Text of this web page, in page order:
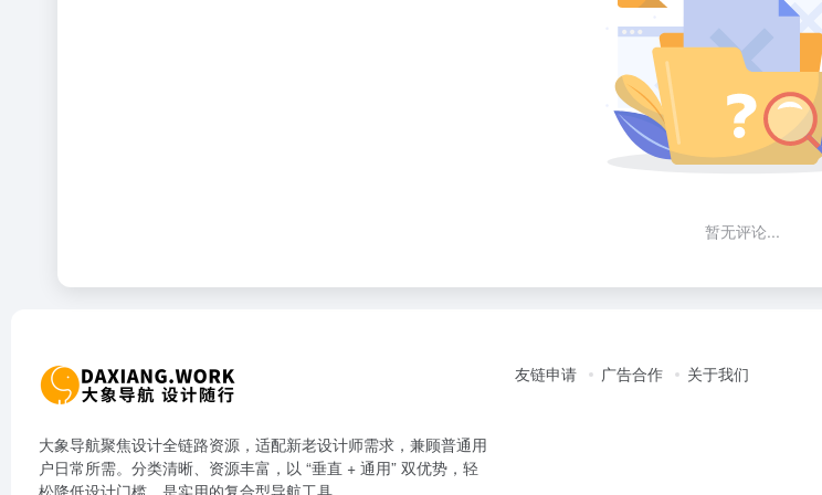
暂无评论...
大象导航聚焦设计全链路资源，适配新老设计师需求，兼顾普通用
户日常所需。分类清晰、资源丰富，以 “垂直 + 通用” 双优势，轻
松降低设计门槛，是实用的复合型导航工具。
友链申请 广告合作 关于我们